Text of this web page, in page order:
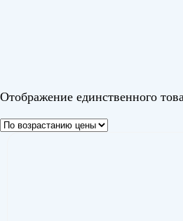
Отображение единственного